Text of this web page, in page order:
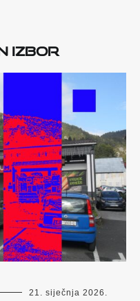
izbor
21. siječnja 2026.